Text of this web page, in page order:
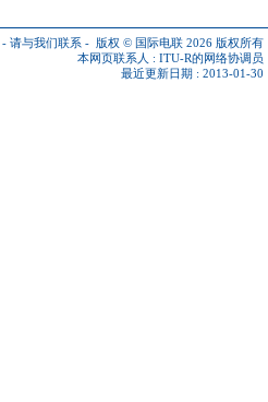
- 请与我们联系 - 版权 © 国际电联 2026 版权所有
本网页联系人 : ITU-R的网络协调员
最近更新日期 : 2013-01-30